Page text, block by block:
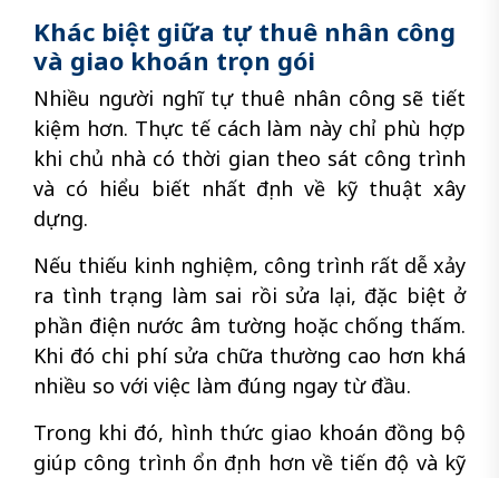
Khác biệt giữa tự thuê nhân công
và giao khoán trọn gói
Nhiều người nghĩ tự thuê nhân công sẽ tiết
kiệm hơn. Thực tế cách làm này chỉ phù hợp
khi chủ nhà có thời gian theo sát công trình
và có hiểu biết nhất định về kỹ thuật xây
dựng.
Nếu thiếu kinh nghiệm, công trình rất dễ xảy
ra tình trạng làm sai rồi sửa lại, đặc biệt ở
phần điện nước âm tường hoặc chống thấm.
Khi đó chi phí sửa chữa thường cao hơn khá
nhiều so với việc làm đúng ngay từ đầu.
Trong khi đó, hình thức giao khoán đồng bộ
giúp công trình ổn định hơn về tiến độ và kỹ